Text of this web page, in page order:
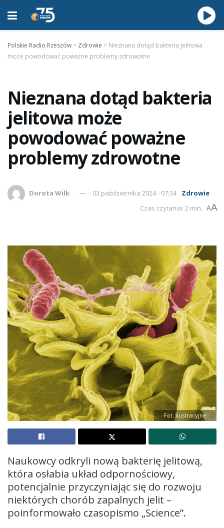
Polskie Radio Rzeszów > Zdrowie > Nieznana dotąd bakteria jelitowa
może powodować poważne problemy zdrowotne
Nieznana dotąd bakteria
jelitowa może
powodować poważne
problemy zdrowotne
Dorota Wilk 03 października 2024 - 07:34 Zdrowie
Czas czytania: 2 min. AA
Fot. ilustracyjne
Naukowcy odkryli nową bakterię jelitową,
która osłabia układ odpornościowy,
potencjalnie przyczyniając się do rozwoju
niektórych chorób zapalnych jelit –
poinformowało czasopismo „Science”.